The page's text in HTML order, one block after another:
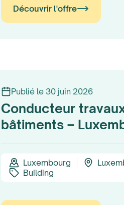
Découvrir l'offre
Publié le 30 juin 2026
Conducteur
bâtiments –
Luxembourg
Building